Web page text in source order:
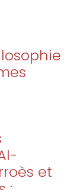
et